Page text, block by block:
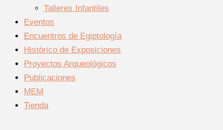
Talleres Infantiles
Eventos
Encuentros de Egiptología
Histórico de Exposiciones
Proyectos Arqueológicos
Publicaciones
MEM
Tienda